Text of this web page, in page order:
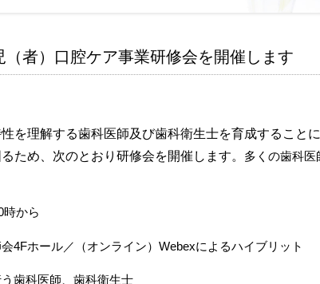
者）口腔ケア事業研修会を開催します
を理解する歯科医師及び歯科衛生士を育成すること
ため、次のとおり研修会を開催します。 多くの歯科
時から
会4Fホール／（オンライン）Webexによるハイブリット
歯科医師、歯科衛生士